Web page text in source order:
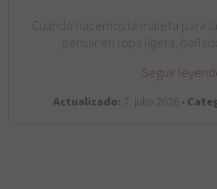
Cuando hacemos la maleta para
pensar en ropa ligera,
Seguir
Actualizado: 7. julio 2026 •